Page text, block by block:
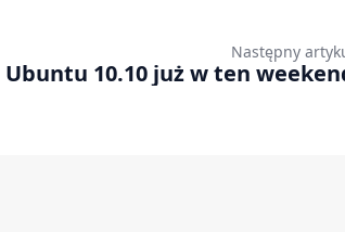
Następny
Ubuntu 10.10 już w ten